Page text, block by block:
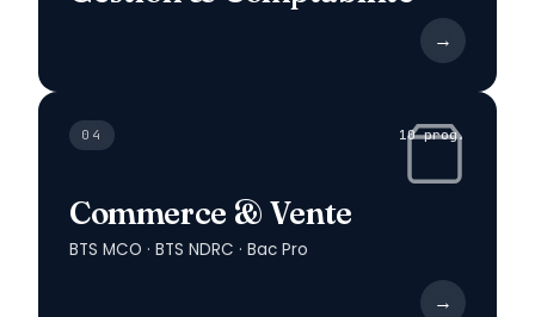
→
04 10 prog.
Commerce & Vente
BTS MCO · BTS NDRC · Bac Pro
→